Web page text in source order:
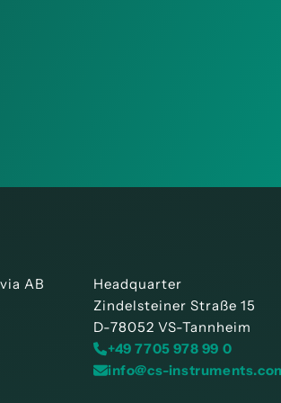
AB
Headquarter
Zindelsteiner Straße 15
D-78052 VS-Tannheim
+49 7705 978 99 0
info@cs-